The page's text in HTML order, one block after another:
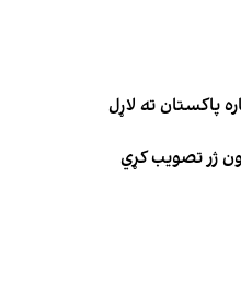
پاکستان ته لاړل
ژر تصویب کړي